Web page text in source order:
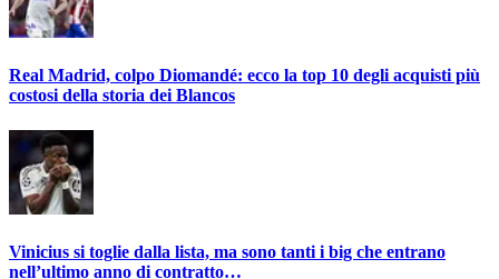
Real Madrid, colpo Diomandé: ecco la top 10 degli acquisti più
costosi della storia dei Blancos
Vinicius si toglie dalla lista, ma sono tanti i big che entrano
nell’ultimo anno di contratto…